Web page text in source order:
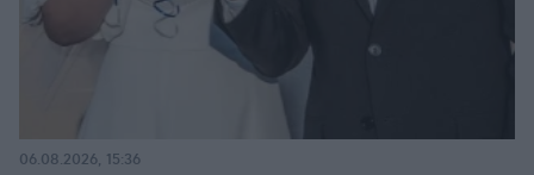
06.08.2026, 15:36